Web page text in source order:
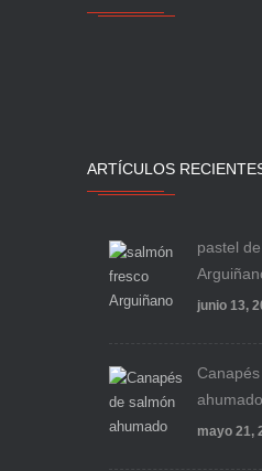
ARTÍCULOS
pastel
junio 13,
ahumado
mayo 21,